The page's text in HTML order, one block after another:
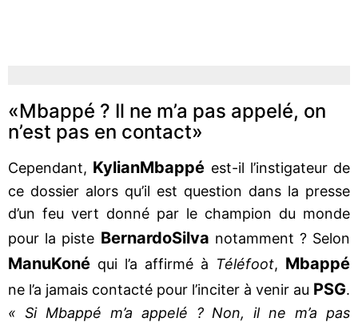
«Mbappé ? Il ne m’a pas appelé, on
n’est pas en contact»
Cependant, KylianMbappé est-il l’instigateur de
ce dossier alors qu’il est question dans la presse
d’un feu vert donné par le champion du monde
pour la piste BernardoSilva notamment ? Selon
ManuKoné qui l’a affirmé à Téléfoot, Mbappé
ne l’a jamais contacté pour l’inciter à venir au PSG.
« Si Mbappé m’a appelé ? Non, il ne m’a pas